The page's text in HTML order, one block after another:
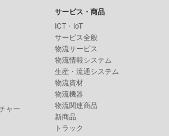
ャー
サービス・商品
ICT・IoT
サービス全般
物流サービス
物流情報システム
生産・流通システム
物流資材
物流機器
物流関連商品
新商品
トラック